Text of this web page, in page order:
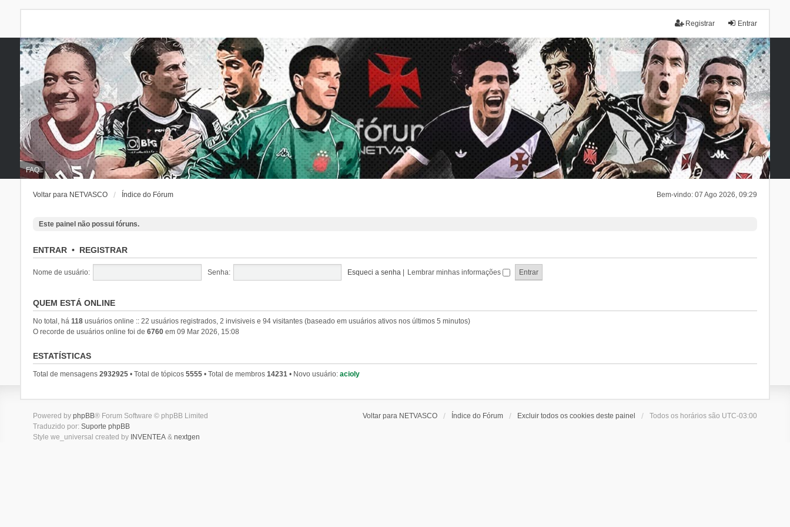
Entrar
Registrar
FAQ
Bem-vindo: 07 Ago 2026, 09:29
Voltar para NETVASCO Índice do Fórum
Este painel não possui fóruns.
ENTRAR• REGISTRAR
Nome de usuário: Senha: Esqueci a senha Lembrar minhas informações
QUEM ESTÁ ONLINE
No total, há 118usuários online :: 22 usuários registrados, 2 invisiveis e 94 visitantes (baseado em usuários ativos nos últimos 5 minutos)
O recorde de usuários online foi de 6760em 09 Mar 2026, 15:08
ESTATÍSTICAS
Total de mensagens 2932925• Total de tópicos 5555• Total de membros 14231• Novo usuário: acioly
Voltar para NETVASCO Índice do Fórum Excluir todos os cookies deste painel Todos os horários são UTC-03:00
Powered by phpBB® Forum Software © phpBB Limited
Traduzido por: Suporte phpBB
Style we_universal created by INVENTEA& nextgen